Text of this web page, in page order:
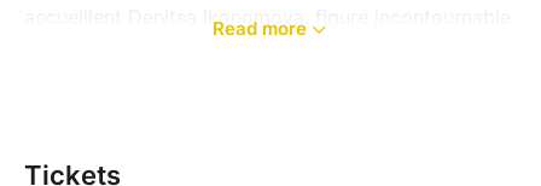
accueillent Denitsa Ikonomova, figure incontournable
14h15 / 14h45 : Photocall avec Denitsa
Read more
Tickets